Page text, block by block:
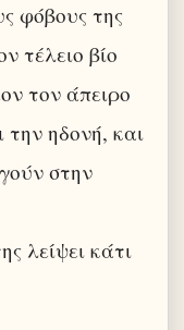
φόβους της
τέλειο βίο
τον άπειρο
ηδονή, και
στην
λείψει κάτι